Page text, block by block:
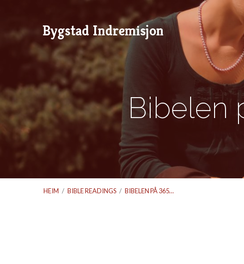
Bygstad Indremisjon
Bibelen
HEIM / BIBLE READINGS / BIBELEN PÅ 365…